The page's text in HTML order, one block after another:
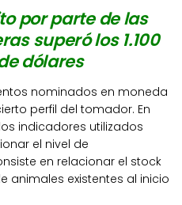
por parte de las
superó los 1.100
dólares
nominados en moneda
perfil del tomador. En
indicadores utilizados
el nivel de
en relacionar el stock
animales existentes al inicio